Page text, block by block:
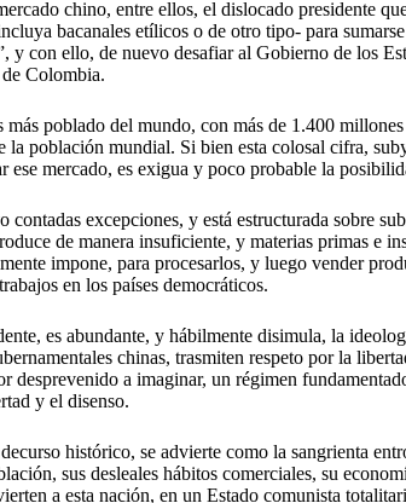
chino, entre ellos, el dislocado presidente
bacanales etílicos o de otro tipo- para
y con ello, de nuevo desafiar al Gobierno de los
Colombia.
poblado del mundo, con más de 1.400
la población mundial. Si bien esta colosal cifra,
ese mercado, es exigua y poco probable la
contadas excepciones, y está estructurada sobre
de manera insuficiente, y materias primas e
impone, para procesarlos, y luego vender
en los países democráticos.
es abundante, y hábilmente disimula, la
chinas, trasmiten respeto por la
desprevenido a imaginar, un régimen
y el disenso.
histórico, se advierte como la sangrienta
sus desleales hábitos comerciales, su
a esta nación, en un Estado comunista